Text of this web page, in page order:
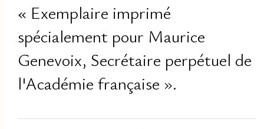
« Exemplaire imprimé
spécialement pour Maurice
Genevoix, Secrétaire perpétuel de
l'Académie française ».